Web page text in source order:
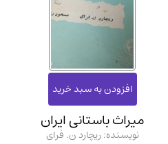
میراث باستانی ایران
نویسنده: ریچارد ن. فرای